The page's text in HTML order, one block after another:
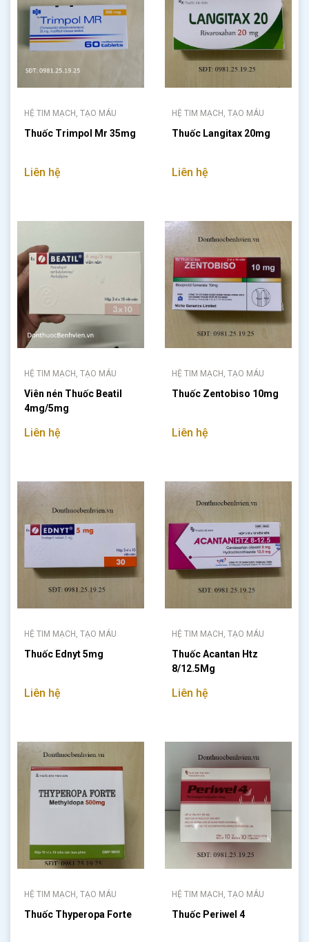
HỆ TIM MẠCH, TẠO MÁU
Thuốc Trimpol Mr 35mg
Liên hệ
HỆ TIM MẠCH, TẠO MÁU
Thuốc Langitax 20mg
Liên hệ
HỆ TIM MẠCH, TẠO MÁU
Viên nén Thuốc Beatil
4mg/5mg
Liên hệ
HỆ TIM MẠCH, TẠO MÁU
Thuốc Zentobiso 10mg
Liên hệ
HỆ TIM MẠCH, TẠO MÁU
Thuốc Ednyt 5mg
Liên hệ
HỆ TIM MẠCH, TẠO MÁU
Thuốc Acantan Htz
8/12.5Mg
Liên hệ
HỆ TIM MẠCH, TẠO MÁU
Thuốc Thyperopa Forte
HỆ TIM MẠCH, TẠO MÁU
Thuốc Periwel 4